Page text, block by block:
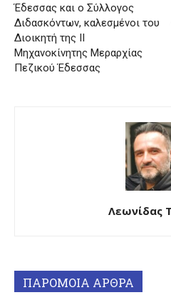
Έδεσσας και ο Σύλλογος
Διδασκόντων, καλεσμένοι του
Διοικητή της ΙΙ
Μηχανοκίνητης Μεραρχίας
Πεζικού Έδεσσας
Λεωνίδας
ΠΑΡΟΜΟΙΑ ΑΡΘΡΑ